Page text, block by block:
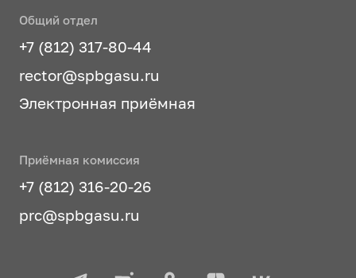
Общий отдел
+7 (812) 317-80-44
rector@spbgasu.ru
Электронная приёмная
Приёмная комиссия
+7 (812) 316-20-26
prc@spbgasu.ru